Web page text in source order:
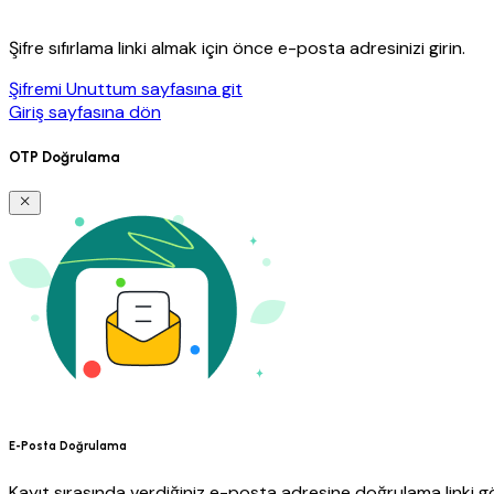
Şifre sıfırlama linki almak için önce e-posta adresinizi girin.
Şifremi Unuttum sayfasına git
Giriş sayfasına dön
OTP Doğrulama
E-Posta Doğrulama